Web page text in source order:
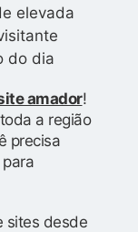
elevada
do dia
amador!
a região
precisa
sites desde